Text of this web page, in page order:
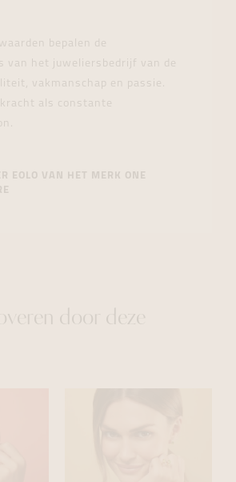
bepalen de
van het juweliersbedrijf van de
vakmanschap en passie.
als constante
EOLO VAN HET MERK ONE
door deze